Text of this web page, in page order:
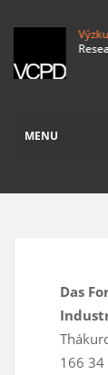
MENU
Das
166 34